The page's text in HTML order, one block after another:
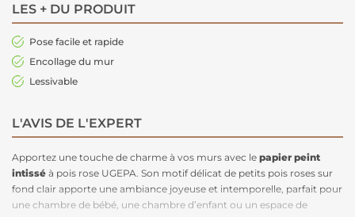
LES + DU PRODUIT
Pose facile et rapide
Encollage du mur
Lessivable
L'AVIS DE L'EXPERT
Apportez une touche de charme à vos murs avec le papier peint
intissé à pois rose UGEPA. Son motif délicat de petits pois roses sur
fond clair apporte une ambiance joyeuse et intemporelle, parfait pour
une chambre de bébé, une chambre d’enfant ou un espace de